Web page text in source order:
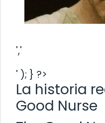
','
' ); } ?>
La historia
Good Nurse